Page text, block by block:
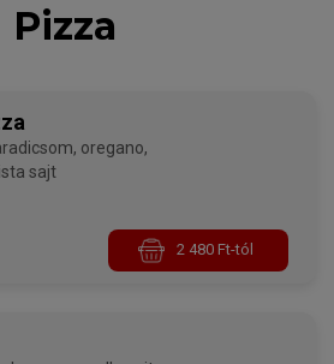
Pizza
trappista sajt
2 480 Ft-tól